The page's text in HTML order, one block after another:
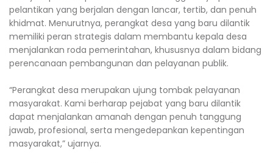
pelantikan yang berjalan dengan lancar, tertib, dan penuh
khidmat. Menurutnya, perangkat desa yang baru dilantik
memiliki peran strategis dalam membantu kepala desa
menjalankan roda pemerintahan, khususnya dalam bidang
perencanaan pembangunan dan pelayanan publik.
“Perangkat desa merupakan ujung tombak pelayanan
masyarakat. Kami berharap pejabat yang baru dilantik
dapat menjalankan amanah dengan penuh tanggung
jawab, profesional, serta mengedepankan kepentingan
masyarakat,” ujarnya.